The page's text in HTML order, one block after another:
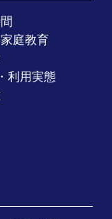
庭教育
利用実態